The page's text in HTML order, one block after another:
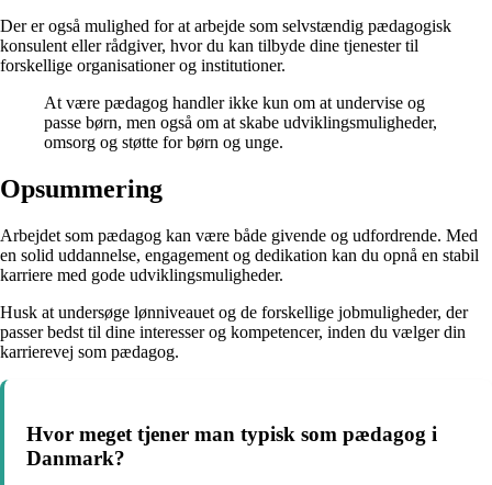
Der er også mulighed for at arbejde som selvstændig pædagogisk
konsulent eller rådgiver, hvor du kan tilbyde dine tjenester til
forskellige organisationer og institutioner.
At være pædagog handler ikke kun om at undervise og
passe børn, men også om at skabe udviklingsmuligheder,
omsorg og støtte for børn og unge.
Opsummering
Arbejdet som pædagog kan være både givende og udfordrende. Med
en solid uddannelse, engagement og dedikation kan du opnå en stabil
karriere med gode udviklingsmuligheder.
Husk at undersøge lønniveauet og de forskellige jobmuligheder, der
passer bedst til dine interesser og kompetencer, inden du vælger din
karrierevej som pædagog.
Hvor meget tjener man typisk som pædagog i
Danmark?